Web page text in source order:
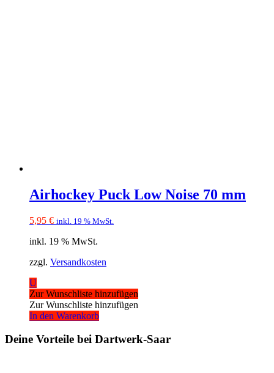
Airhockey Puck Low Noise 70 mm
5,95 € inkl. 19 % MwSt.
inkl. 19 % MwSt.
zzgl. Versandkosten
U
Zur Wunschliste hinzufügen
Zur Wunschliste hinzufügen
In den Warenkorb
Deine Vorteile bei Dartwerk-Saar